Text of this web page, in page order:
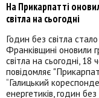
На Прикарпатті
світла на сьогодні
Годин без світла
Франківщині оновили
світла на сьогодні, 18
повідомляє
“Галицький
енергетиків, годин